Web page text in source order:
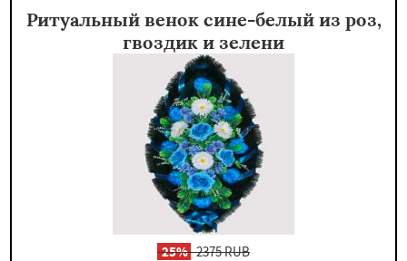
Ритуальный венок сине-белый из роз,
гвоздик и зелени
-25%2375 RUB